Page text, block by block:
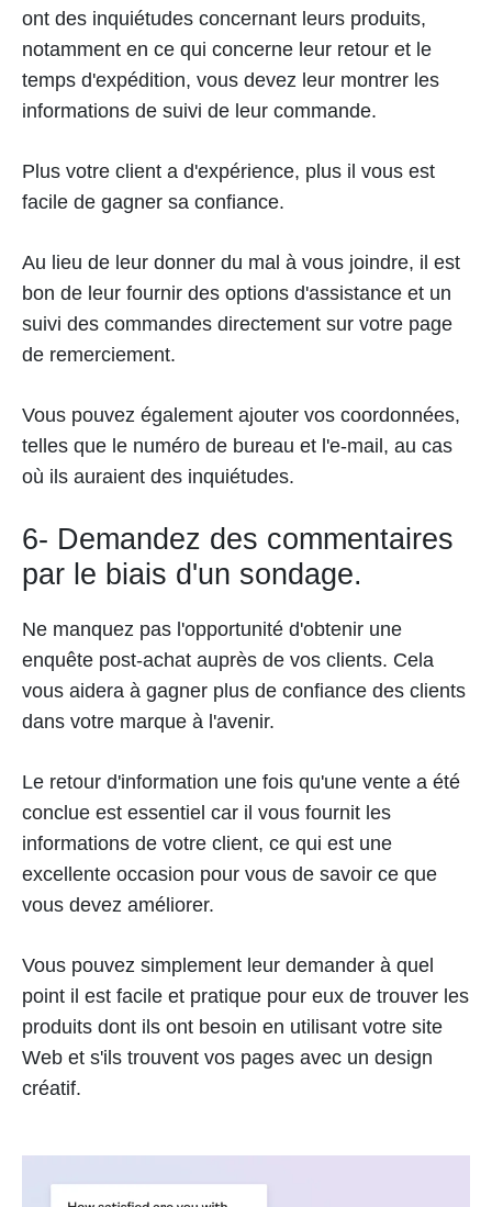
ont des inquiétudes concernant leurs produits,
notamment en ce qui concerne leur retour et le
temps d'expédition, vous devez leur montrer les
informations de suivi de leur commande.
Plus votre client a d'expérience, plus il vous est
facile de gagner sa confiance.
Au lieu de leur donner du mal à vous joindre, il est
bon de leur fournir des options d'assistance et un
suivi des commandes directement sur votre page
de remerciement.
Vous pouvez également ajouter vos coordonnées,
telles que le numéro de bureau et l'e-mail, au cas
où ils auraient des inquiétudes.
6- Demandez des commentaires
par le biais d'un sondage.
Ne manquez pas l'opportunité d'obtenir une
enquête post-achat auprès de vos clients. Cela
vous aidera à gagner plus de confiance des clients
dans votre marque à l'avenir.
Le retour d'information une fois qu'une vente a été
conclue est essentiel car il vous fournit les
informations de votre client, ce qui est une
excellente occasion pour vous de savoir ce que
vous devez améliorer.
Vous pouvez simplement leur demander à quel
point il est facile et pratique pour eux de trouver les
produits dont ils ont besoin en utilisant votre site
Web et s'ils trouvent vos pages avec un design
créatif.